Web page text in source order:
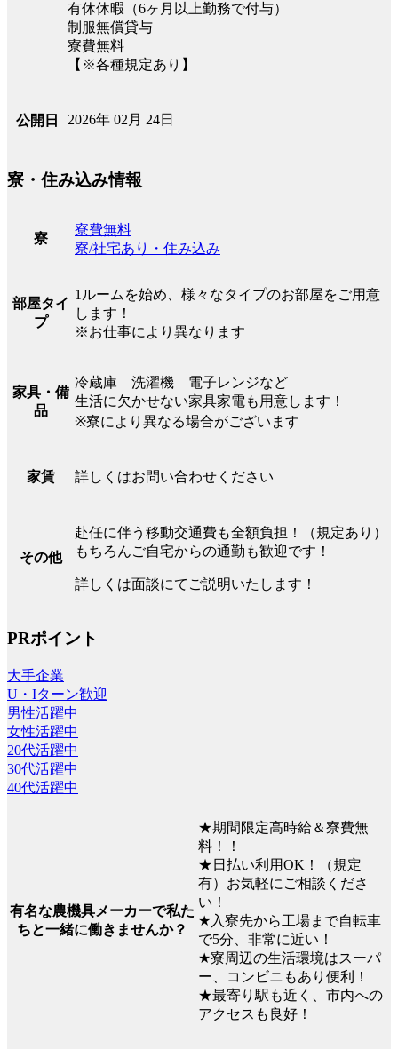
有休休暇（6ヶ月以上勤務で付与）
制服無償貸与
寮費無料
【※各種規定あり】
公開日 2026年 02月 24日
寮・住み込み情報
寮
寮費無料
寮/社宅あり・住み込み
部屋タイ
プ
1ルームを始め、様々なタイプのお部屋をご用意
します！
※お仕事により異なります
家具・備
品
冷蔵庫 洗濯機 電子レンジなど
生活に欠かせない家具家電も用意します！
※寮により異なる場合がございます
家賃 詳しくはお問い合わせください
その他
赴任に伴う移動交通費も全額負担！（規定あり）
もちろんご自宅からの通勤も歓迎です！
詳しくは面談にてご説明いたします！
PRポイント
大手企業
U・Iターン歓迎
男性活躍中
女性活躍中
20代活躍中
30代活躍中
40代活躍中
有名な農機具メーカーで私た
ちと一緒に働きませんか？
★期間限定高時給＆寮費無
料！！
★日払い利用OK！（規定
有）お気軽にご相談くださ
い！
★入寮先から工場まで自転車
で5分、非常に近い！
★寮周辺の生活環境はスーパ
ー、コンビニもあり便利！
★最寄り駅も近く、市内への
アクセスも良好！